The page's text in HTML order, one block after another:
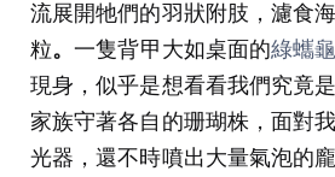
流展開牠們的羽狀附肢，濾食
粒。一隻背甲大如桌面的綠蠵龜
現身，似乎是想看看我們究竟
家族守著各自的珊瑚株，面對
光器，還不時噴出大量氣泡的